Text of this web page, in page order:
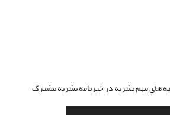
های مهم نشریه در خبرنامه نشریه مشترک